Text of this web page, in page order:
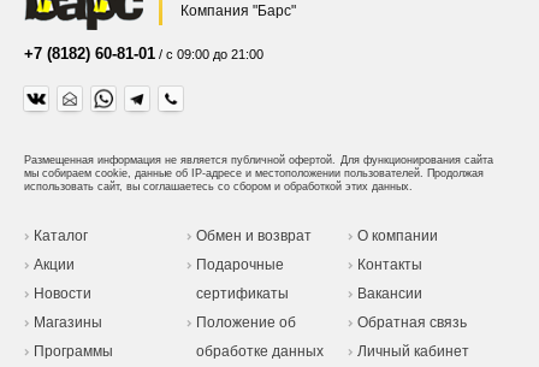
Компания "Барс"
+7 (8182) 60-81-01 / с 09:00 до 21:00
Размещенная информация не является публичной офертой. Для функционирования сайта
мы собираем cookie, данные об IP-адресе и местоположении пользователей. Продолжая
использовать сайт, вы соглашаетесь со сбором и обработкой этих данных.
Каталог
Акции
Новости
Магазины
Программы
Обмен и возврат
Подарочные
сертификаты
Положение об
обработке данных
О компании
Контакты
Вакансии
Обратная связь
Личный кабинет